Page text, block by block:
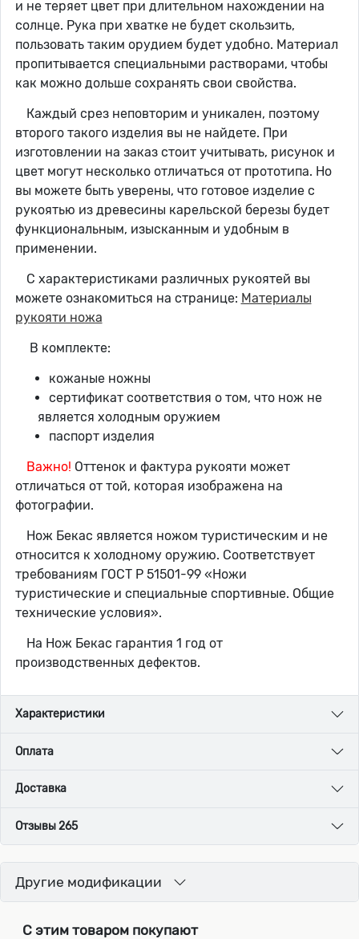
и не теряет цвет при длительном нахождении на
солнце. Рука при хватке не будет скользить,
пользовать таким орудием будет удобно. Материал
пропитывается специальными растворами, чтобы
как можно дольше сохранять свои свойства.
Каждый срез неповторим и уникален, поэтому
второго такого изделия вы не найдете. При
изготовлении на заказ стоит учитывать, рисунок и
цвет могут несколько отличаться от прототипа. Но
вы можете быть уверены, что готовое изделие с
рукоятью из древесины карельской березы будет
функциональным, изысканным и удобным в
применении.
С характеристиками различных рукоятей вы
можете ознакомиться на странице: Материалы
рукояти ножа
В комплекте:
кожаные ножны
сертификат соответствия о том, что нож не
является холодным оружием
паспорт изделия
Важно! Оттенок и фактура рукояти может
отличаться от той, которая изображена на
фотографии.
Нож Бекас является ножом туристическим и не
относится к холодному оружию. Соответствует
требованиям ГОСТ Р 51501-99 «Ножи
туристические и специальные спортивные. Общие
технические условия».
На Нож Бекас гарантия 1 год от
производственных дефектов.
Характеристики
Оплата
Доставка
Отзывы 265
Другие модификации
С этим товаром покупают